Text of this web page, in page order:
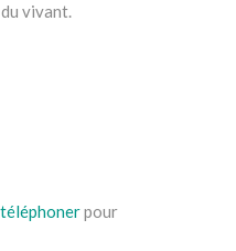
vivant.
pour